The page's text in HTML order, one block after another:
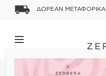
ΔΩΡΕΑΝ ΜΕΤΑΦΟΡΙΚΑ